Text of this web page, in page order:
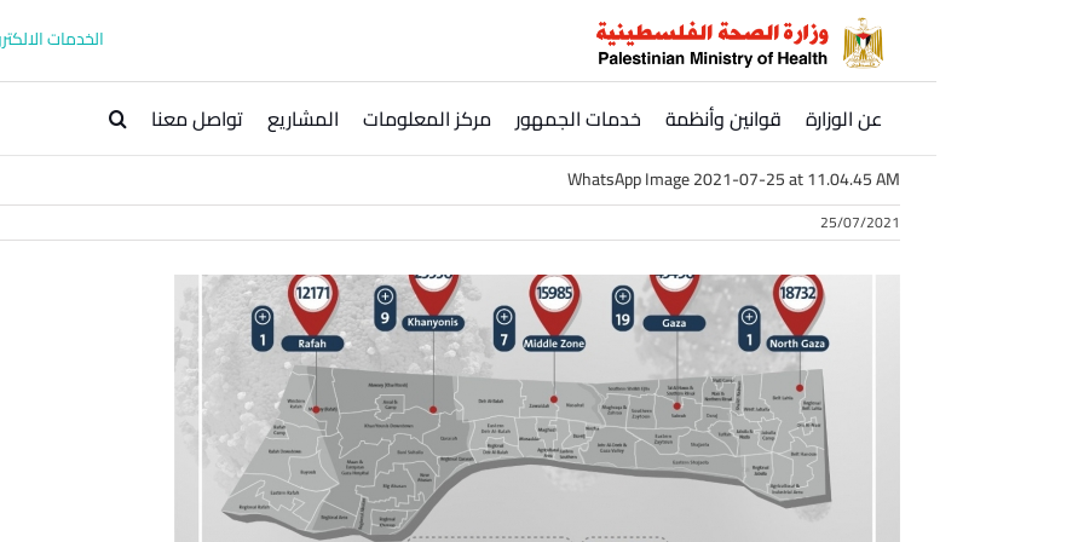
الخدمات
عن الوزارة قوانين وأنظمة خدمات الجمهور مركز المعلومات المشاريع تواصل معنا
WhatsApp Image 2021-07-25 at 11.04.45 AM
25/07/2021